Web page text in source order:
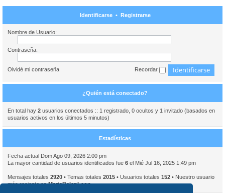
Identificarse• Registrarse
Nombre de Usuario:
Contraseña:
Olvidé mi contraseña Recordar
¿Quién está conectado?
En total hay 2 usuarios conectados :: 1 registrado, 0 ocultos y 1 invitado (basados en
usuarios activos en los últimos 5 minutos)
Estadísticas
Fecha actual Dom Ago 09, 2026 2:00 pm
La mayor cantidad de usuarios identificados fue 6 el Mié Jul 16, 2025 1:49 pm
Mensajes totales 2920 • Temas totales 2015 • Usuarios totales 152 • Nuestro usuario
más reciente esMariaBelenLeon